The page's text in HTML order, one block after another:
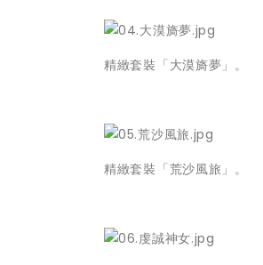
精緻套裝「大漠旖夢」。
精緻套裝「荒沙風旅」。